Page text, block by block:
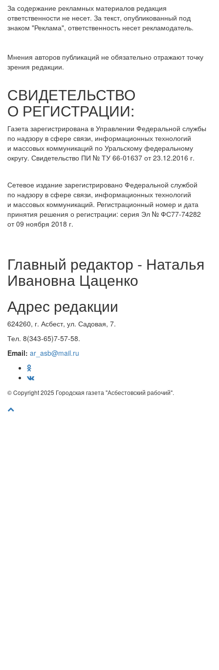
За содержание рекламных материалов редакция
ответственности не несет. За текст, опубликованный под
знаком "Реклама", ответственность несет рекламодатель.
Мнения авторов публикаций не обязательно отражают точку
зрения редакции.
СВИДЕТЕЛЬСТВО
О РЕГИСТРАЦИИ:
Газета зарегистрирована в Управлении Федеральной службы
по надзору в сфере связи, информационных технологий
и массовых коммуникаций по Уральскому федеральному
округу. Свидетельство ПИ № ТУ 66-01637 от 23.12.2016 г.
Сетевое издание зарегистрировано Федеральной службой
по надзору в сфере связи, информационных технологий
и массовых коммуникаций. Регистрационный номер и дата
принятия решения о регистрации: серия Эл № ФС77-74282
от 09 ноября 2018 г.
Главный редактор - Наталья
Ивановна Цаценко
Адрес редакции
624260, г. Асбест, ул. Садовая, 7.
Тел. 8(343-65)7-57-58.
Email: ar_asb@mail.ru
© Copyright 2025 Городская газета "Асбестовский рабочий".